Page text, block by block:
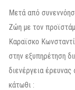
Μετά από
Ζώη με τον
Καραϊσκο
στην εξυπηρέτηση
διενέργεια
κάτωθι :